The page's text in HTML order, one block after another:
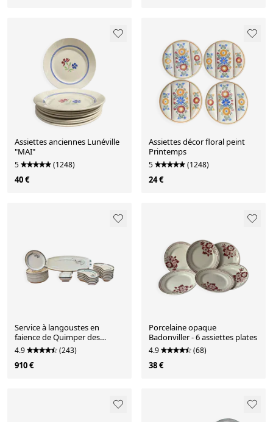
Assiettes anciennes Lunéville
"MAI"
5 (1248)
40 €
Assiettes décor floral peint
Printemps
5 (1248)
24 €
Service à langoustes en
faience de Quimper des
années 1930
4.9 (243)
910 €
Porcelaine opaque
Badonviller - 6 assiettes plates
4.9 (68)
38 €